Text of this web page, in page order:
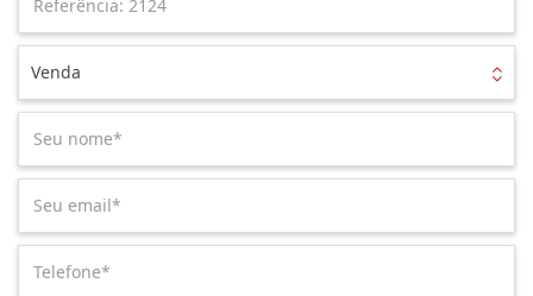
Venda